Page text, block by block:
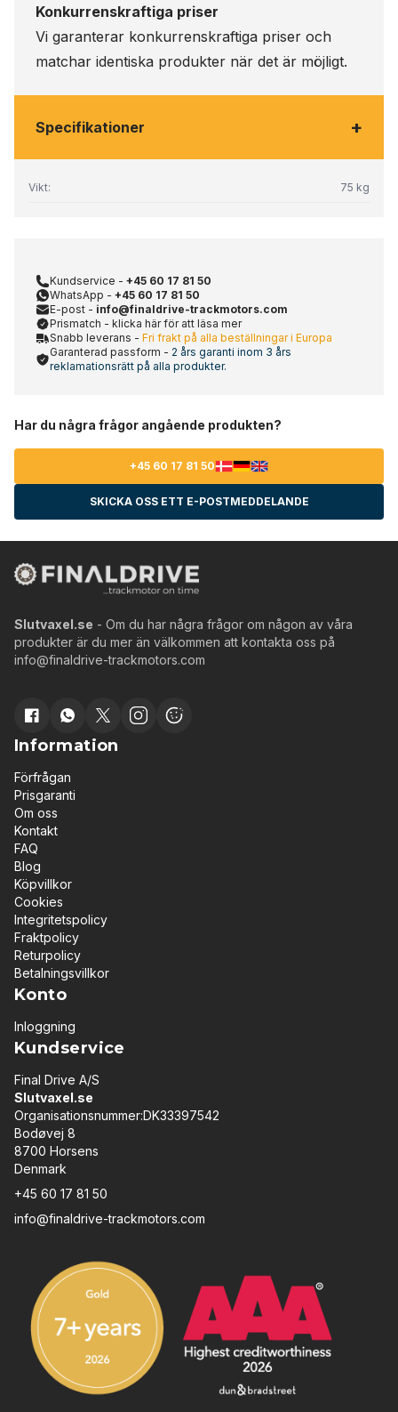
Konkurrenskraftiga priser
Vi garanterar konkurrenskraftiga priser och
matchar identiska produkter när det är möjligt.
Specifikationer +
Vikt: 75 kg
Kundservice - +45 60 17 81 50
WhatsApp - +45 60 17 81 50
E-post - info@finaldrive-trackmotors.com
Prismatch - klicka här för att läsa mer
Snabb leverans - Fri frakt på alla beställningar i Europa
Garanterad passform - 2 års garanti inom 3 års
reklamationsrätt på alla produkter.
Har du några frågor angående produkten?
+45 60 17 81 50
SKICKA OSS ETT E-POSTMEDDELANDE
Slutvaxel.se - Om du har några frågor om någon av våra
produkter är du mer än välkommen att kontakta oss på
info@finaldrive-trackmotors.com
Information
Förfrågan
Prisgaranti
Om oss
Kontakt
FAQ
Blog
Köpvillkor
Cookies
Integritetspolicy
Fraktpolicy
Returpolicy
Betalningsvillkor
Konto
Inloggning
Kundservice
Final Drive A/S
Slutvaxel.se
Organisationsnummer:DK33397542
Bodøvej 8
8700 Horsens
Denmark
+45 60 17 81 50
info@finaldrive-trackmotors.com